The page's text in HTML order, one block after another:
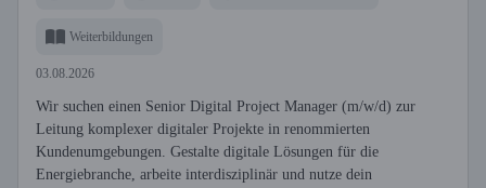
Weiterbildungen
03.08.2026
Wir suchen einen Senior Digital Project Manager (m/w/d) zur
Leitung komplexer digitaler Projekte in renommierten
Kundenumgebungen. Gestalte digitale Lösungen für die
Energiebranche, arbeite interdisziplinär und nutze dein